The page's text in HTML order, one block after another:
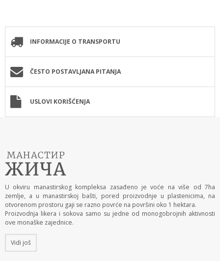
INFORMACIJE O TRANSPORTU
ČESTO POSTAVLJANA PITANJA
USLOVI KORIŠĆENJA
U okviru manastirskog kompleksa zasađeno je voće na više od 7ha
zemlje, a u manastirskoj bašti, pored proizvodnje u plastenicima, na
otvorenom prostoru gaji se razno povrće na površini oko 1 hektara.
Proizvodnja likera i sokova samo su jedne od monogobrojnih aktivnosti
ove monaške zajednice.
Vidi još